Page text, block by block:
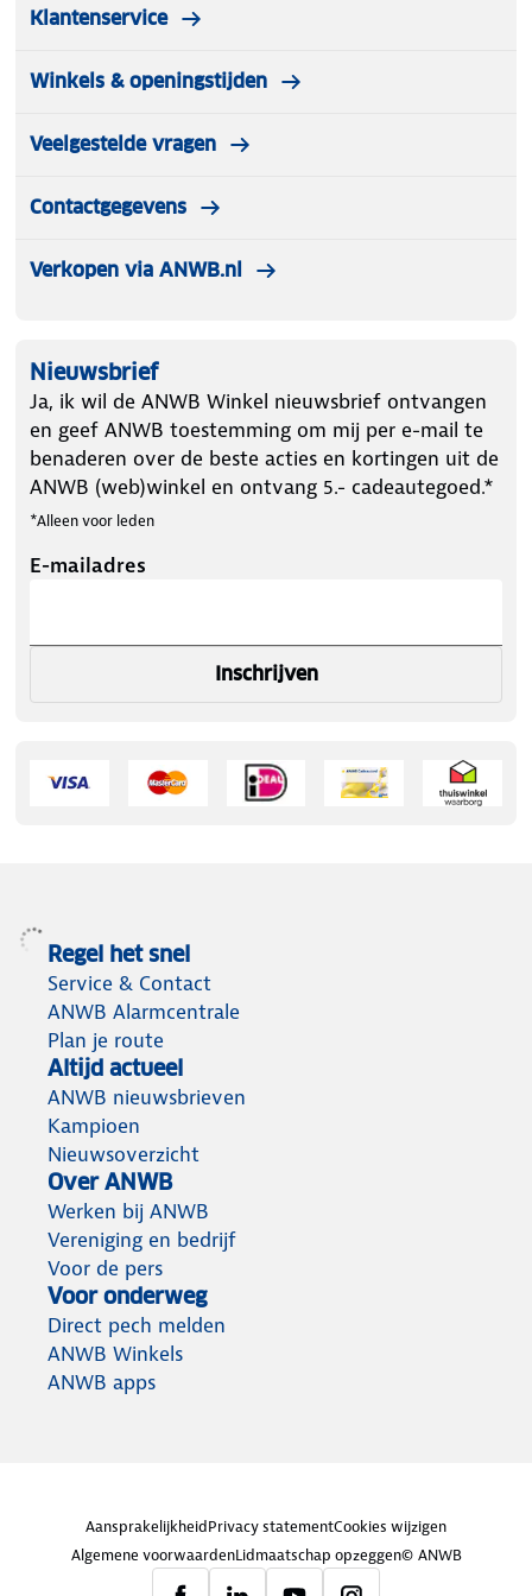
gebruiksgemak, zodat je hond altijd een fijne en
Klantenservice
Winkels & openingstijden
Veelgestelde vragen
Contactgegevens
Verkopen via ANWB.nl
Nieuwsbrief
Ja, ik wil de ANWB Winkel nieuwsbrief ontvangen
en geef ANWB toestemming om mij per e-mail te
benaderen over de beste acties en kortingen uit de
ANWB (web)winkel en ontvang 5.- cadeautegoed.*
*Alleen voor leden
E-mailadres
Inschrijven
Regel het snel
Service & Contact
ANWB Alarmcentrale
Plan je route
Altijd actueel
ANWB nieuwsbrieven
Kampioen
Nieuwsoverzicht
Over ANWB
Werken bij ANWB
Vereniging en bedrijf
Voor de pers
Voor onderweg
Direct pech melden
ANWB Winkels
ANWB apps
AansprakelijkheidPrivacy statementCookies wijzigen
Algemene voorwaardenLidmaatschap opzeggen© ANWB